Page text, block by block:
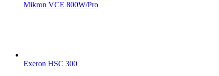
Mikron VCE 800W/Pro
Exeron HSC 300